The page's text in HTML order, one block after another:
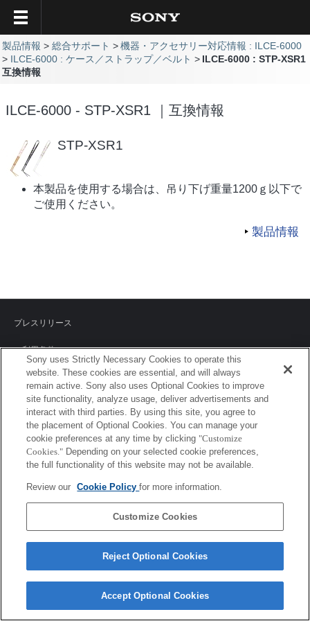
製品情報 総合サポート
機器・アクセサリー対応情報 : ILCE-6000
ILCE-6000 : ケース／ストラップ／ベルト
ILCE-6000 : STP-XSR1
互換情報
ILCE-6000 - STP-XSR1 ｜互換情報
STP-XSR1
本製品を使用する場合は、吊り下げ重量1200ｇ以下で
ご使用ください。
製品情報
プレスリリース
ご利用条件
環境情報
プライバシーポリシー
クッキーポリシー
Sony uses Strictly Necessary Cookies to operate this
website. These cookies are essential, and will always
remain active. Sony also uses Optional Cookies to improve
site functionality, analyze usage, deliver advertisements and
interact with third parties. By using this site, you agree to
the placement of Optional Cookies. You can manage your
cookie preferences at any time by clicking "Customize
Cookies." Depending on your selected cookie preferences,
the full functionality of this website may not be available.
Review our Cookie Policyfor more information.
Customize Cookies
Reject Optional Cookies
Accept Optional Cookies